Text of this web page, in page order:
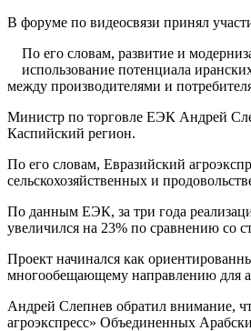
В форуме по видеосвязи принял
По его словам, развитие и
использование потенциала
между производителями и
Министр по торговле ЕЭК Андрей
Каспийский регион.
По его словам, Евразийский
сельскохозяйственных и
По данным ЕЭК, за три года
увеличился на 23% по сравнению со
Проект начинался как
многообещающему направлению для
Андрей Слепнев обратил внимание,
агроэкспресс» Объединенных